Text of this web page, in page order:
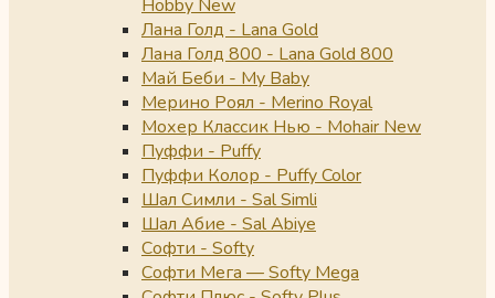
Hobby New
Лана Голд - Lana Gold
Лана Голд 800 - Lana Gold 800
Май Беби - My Baby
Мерино Роял - Merino Royal
Мохер Классик Нью - Mohair New
Пуффи - Puffy
Пуффи Колор - Puffy Color
Шал Симли - Sal Simli
Шал Абие - Sal Abiye
Софти - Softy
Софти Мега — Softy Mega